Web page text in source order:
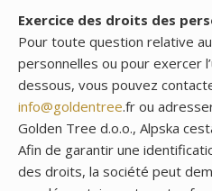
Exercice des droits des
Pour toute question relative
personnelles ou pour exercer
dessous, vous pouvez
info@goldentree.fr ou
Golden Tree d.o.o., Alpska
Afin de garantir une
des droits, la société peut